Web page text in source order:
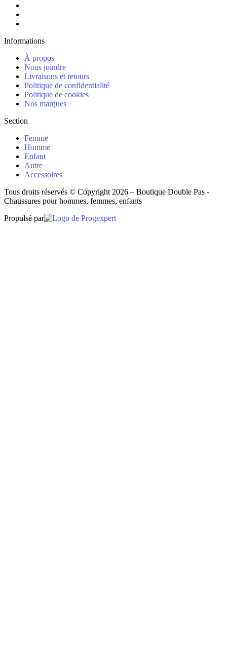
Informations
À propos
Nous joindre
Livraisons et retours
Politique de confidentialité
Politique de cookies
Nos marques
Section
Femme
Homme
Enfant
Autre
Accessoires
Tous droits réservés © Copyright 2026 – Boutique Double Pas -
Chaussures pour hommes, femmes, enfants
Propulsé par